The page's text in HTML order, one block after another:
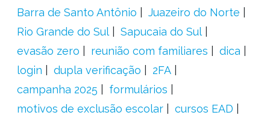
Barra de Santo Antônio
Juazeiro do Norte
Rio Grande do Sul
Sapucaia do Sul
evasão zero
reunião com familiares
dica
login
dupla verificação
2FA
campanha 2025
formulários
motivos de exclusão escolar
cursos EAD